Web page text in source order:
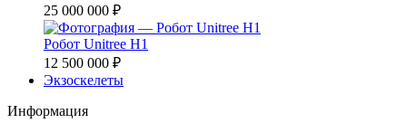
25 000 000 ₽
Робот Unitree H1
12 500 000 ₽
Экзоскелеты
Информация